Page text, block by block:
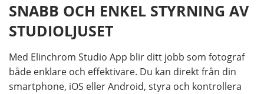
SNABB OCH ENKEL STYRNING AV
STUDIOLJUSET
Med Elinchrom Studio App blir ditt jobb som fotograf
både enklare och effektivare. Du kan direkt från din
smartphone, iOS eller Android, styra och kontrollera